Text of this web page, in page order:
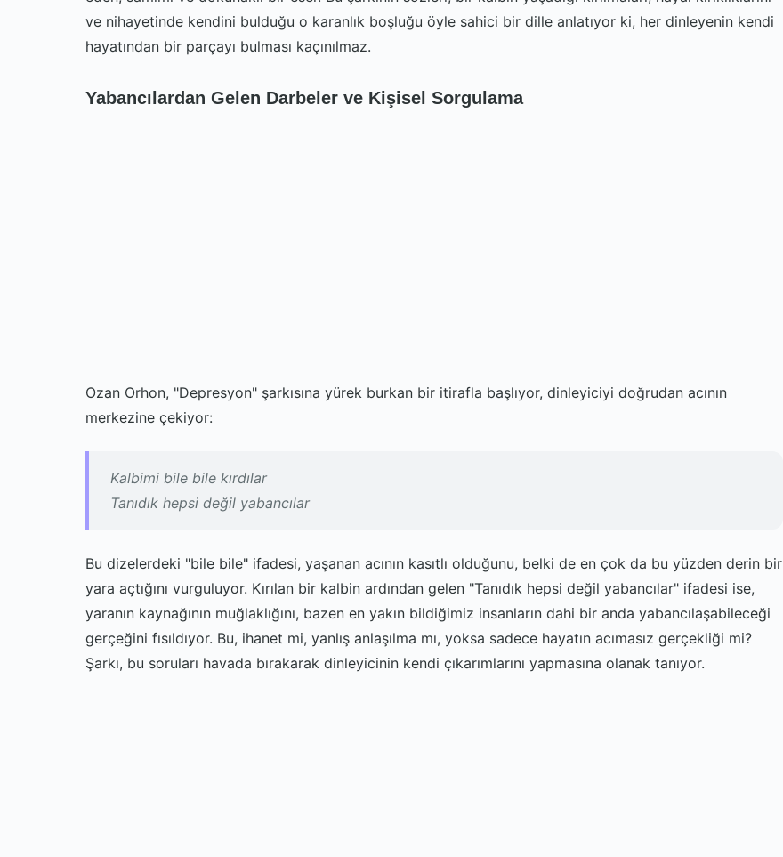
ve nihayetinde kendini bulduğu o karanlık boşluğu öyle sahici bir dille anlatıyor ki, her dinleyenin kendi
hayatından bir parçayı bulması kaçınılmaz.
Yabancılardan Gelen Darbeler ve Kişisel Sorgulama
Ozan Orhon, "Depresyon" şarkısına yürek burkan bir itirafla başlıyor, dinleyiciyi doğrudan acının
merkezine çekiyor:
Kalbimi bile bile kırdılar
Tanıdık hepsi değil yabancılar
Bu dizelerdeki "bile bile" ifadesi, yaşanan acının kasıtlı olduğunu, belki de en çok da bu yüzden derin bir
yara açtığını vurguluyor. Kırılan bir kalbin ardından gelen "Tanıdık hepsi değil yabancılar" ifadesi ise,
yaranın kaynağının muğlaklığını, bazen en yakın bildiğimiz insanların dahi bir anda yabancılaşabileceği
gerçeğini fısıldıyor. Bu, ihanet mi, yanlış anlaşılma mı, yoksa sadece hayatın acımasız gerçekliği mi?
Şarkı, bu soruları havada bırakarak dinleyicinin kendi çıkarımlarını yapmasına olanak tanıyor.